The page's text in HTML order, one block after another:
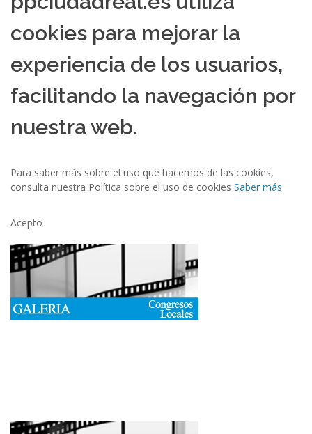
cookies para mejorar la
experiencia de los usuarios,
facilitando la navegación por
nuestra web.
Para saber más sobre el uso que hacemos de las cookies,
consulta nuestra Política sobre el uso de cookies Saber más
Acepto